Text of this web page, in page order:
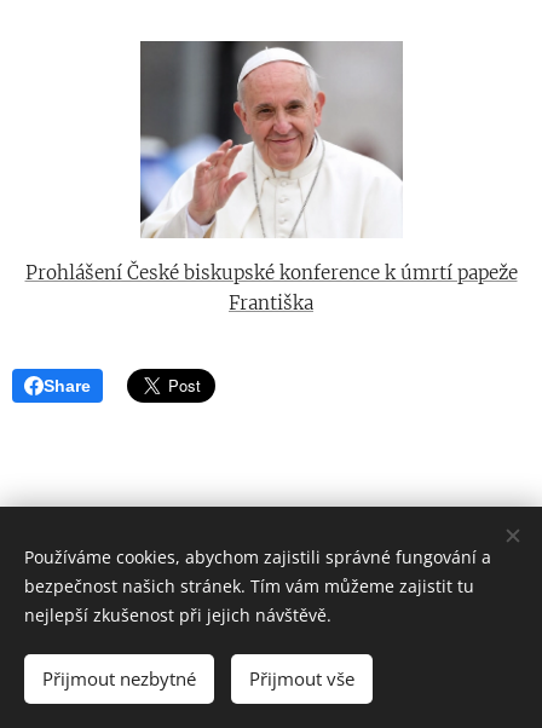
Prohlášení České biskupské konference k úmrtí papeže
Františka
Share
Vytvořeno službou Webnode
Používáme cookies, abychom zajistili správné fungování a
bezpečnost našich stránek. Tím vám můžeme zajistit tu
nejlepší zkušenost při jejich návštěvě.
Přijmout nezbytné Přijmout vše